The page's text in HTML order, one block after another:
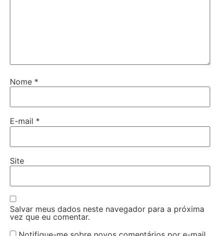
Nome *
E-mail *
Site
Salvar meus dados neste navegador para a próxima
vez que eu comentar.